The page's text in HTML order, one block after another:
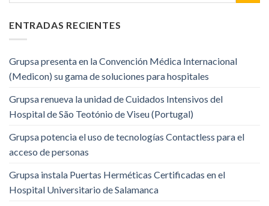
ENTRADAS RECIENTES
Grupsa presenta en la Convención Médica Internacional
(Medicon) su gama de soluciones para hospitales
Grupsa renueva la unidad de Cuidados Intensivos del
Hospital de São Teotónio de Viseu (Portugal)
Grupsa potencia el uso de tecnologías Contactless para el
acceso de personas
Grupsa instala Puertas Herméticas Certificadas en el
Hospital Universitario de Salamanca